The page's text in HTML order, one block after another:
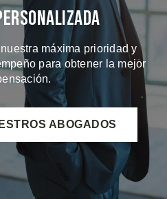
máxima prioridad y
para obtener la mejor
ABOGADOS